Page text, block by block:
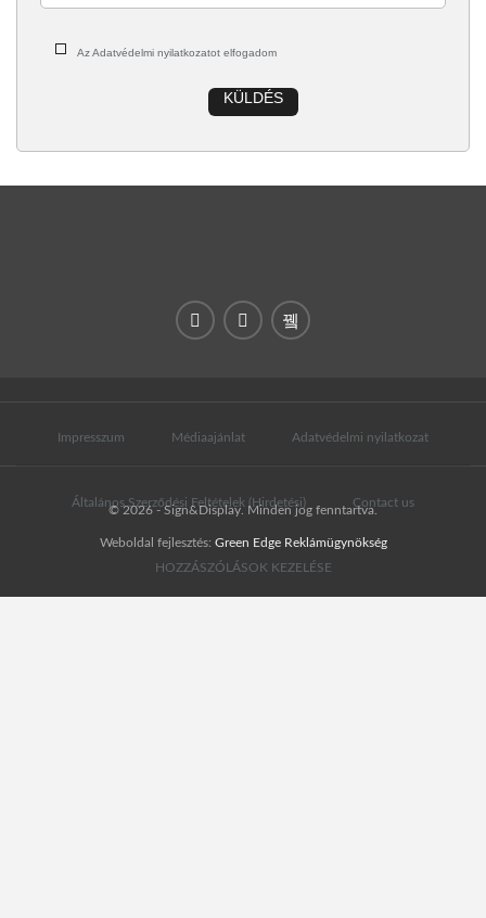
Az Adatvédelmi nyilatkozatot elfogadom
KÜLDÉS
Impresszum Médiaajánlat Adatvédelmi nyilatkozat
Általános Szerződési Feltételek (Hirdetési) Contact us
HOZZÁSZÓLÁSOK KEZELÉSE
© 2026 - Sign&Display. Minden jog fenntartva.
Weboldal fejlesztés: Green Edge Reklámügynökség